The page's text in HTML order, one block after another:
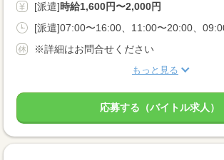
[派遣]時給1,600円〜2,000円
[派遣]07:00〜16:00、11:00〜20:00、
※詳細はお問合せください
もっと見る
応募する（バイトル求人）